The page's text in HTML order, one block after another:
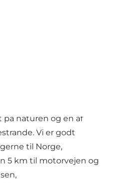
Hirtshals er et
naturen og en af
Vi er godt
til Norge,
5 km til motorvejen og